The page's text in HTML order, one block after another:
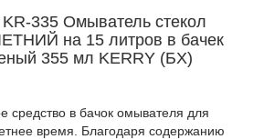
335 Омыватель стекол
на 15 литров в бачек
355 мл KERRY (БХ)
средство в бачок омывателя для
время. Благодаря содержанию